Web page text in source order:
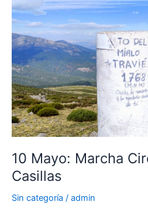
10 Mayo: Marcha
Casillas
Sin categoría / admin